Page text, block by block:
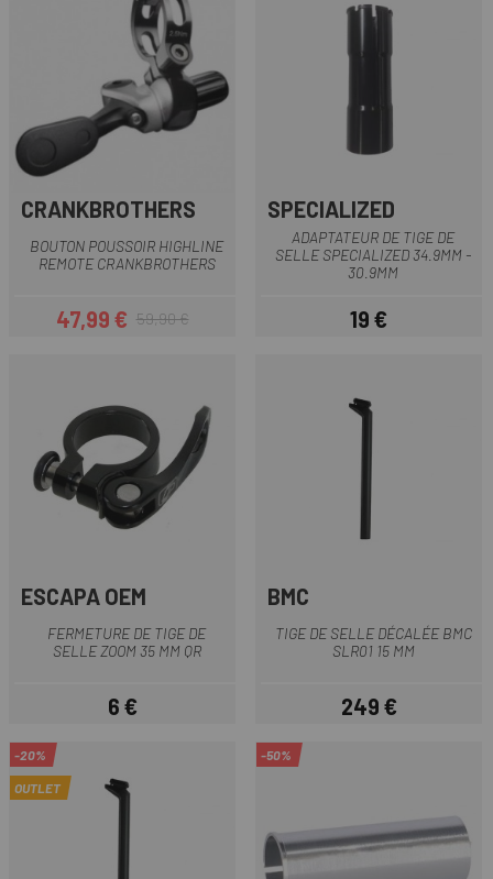
CRANKBROTHERS
BOUTON POUSSOIR HIGHLINE
REMOTE CRANKBROTHERS
Prix
47,99 €Prix habituel
59,90 €
SPECIALIZED
ADAPTATEUR DE TIGE DE
SELLE SPECIALIZED 34.9MM -
30.9MM
Prix
19 €
ESCAPA OEM
FERMETURE DE TIGE DE
SELLE ZOOM 35 MM QR
Prix
6 €
BMC
TIGE DE SELLE DÉCALÉE BMC
SLR01 15 MM
Prix
249 €
-20%
OUTLET
-50%